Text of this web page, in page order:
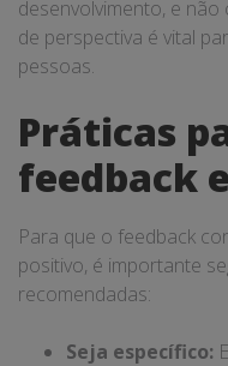
desenvolvimento, e
de perspectiva é vital
pessoas.
Práticas
feedback
Para que o feedback
positivo, é importante
recomendadas:
Seja específico: